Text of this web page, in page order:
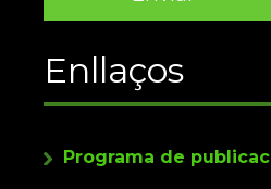
Enllaços
Programa de